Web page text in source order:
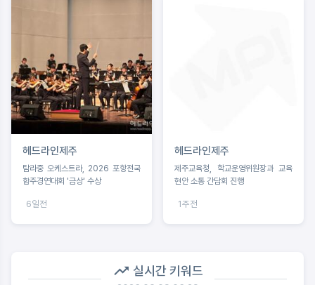
헤드라인제주
탐라중 오케스트라, 2026 포항전국
합주경연대회 '금상' 수상
6일전
헤드라인제주
제주교육청, 학교운영위원장과 교육
현안 소통 간담회 진행
1주전
실시간 키워드